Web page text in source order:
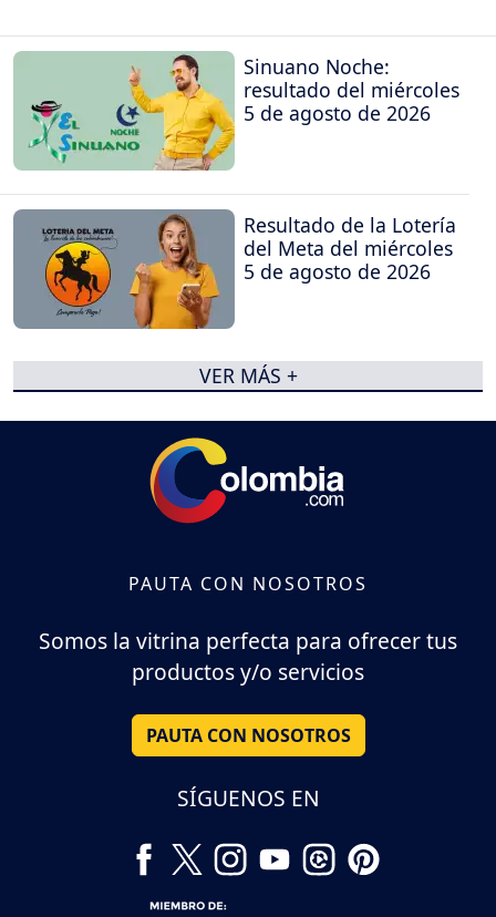
Sinuano Noche:
resultado del miércoles
5 de agosto de 2026
Resultado de la Lotería
del Meta del miércoles
5 de agosto de 2026
VER MÁS +
PAUTA CON NOSOTROS
Somos la vitrina perfecta para ofrecer tus
productos y/o servicios
PAUTA CON NOSOTROS
SÍGUENOS EN